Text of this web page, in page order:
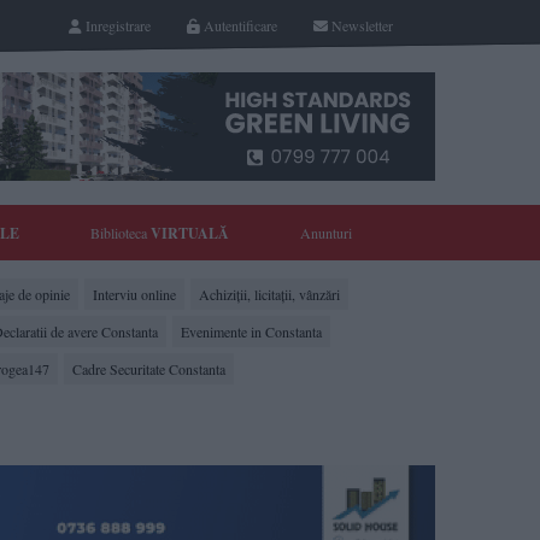
Newsletter
Autentificare
Inregistrare
BibliotecaVIRTUALĂ Anunturi
de opinie Interviu online
Achiziții, licitații, vânzări
de avere Constanta
Evenimente in Constanta
Cadre Securitate Constanta